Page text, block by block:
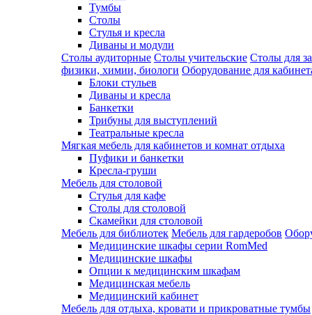
Тумбы
Столы
Стулья и кресла
Диваны и модули
Столы аудиторные Столы учительские Столы для
физики, химии, биологи Оборудование для
Блоки стульев
Диваны и кресла
Банкетки
Трибуны для выступлений
Театральные кресла
Мягкая мебель для кабинетов и комнат отдыха
Пуфики и банкетки
Кресла-груши
Мебель для столовой
Cтулья для кафе
Cтолы для столовой
Скамейки для столовой
Мебель для библиотек Мебель для гардеробов
Медицинские шкафы серии RomMed
Медицинские шкафы
Опции к медицинским шкафам
Медицинская мебель
Медицинский кабинет
Мебель для отдыха, кровати и прикроватные тумбы